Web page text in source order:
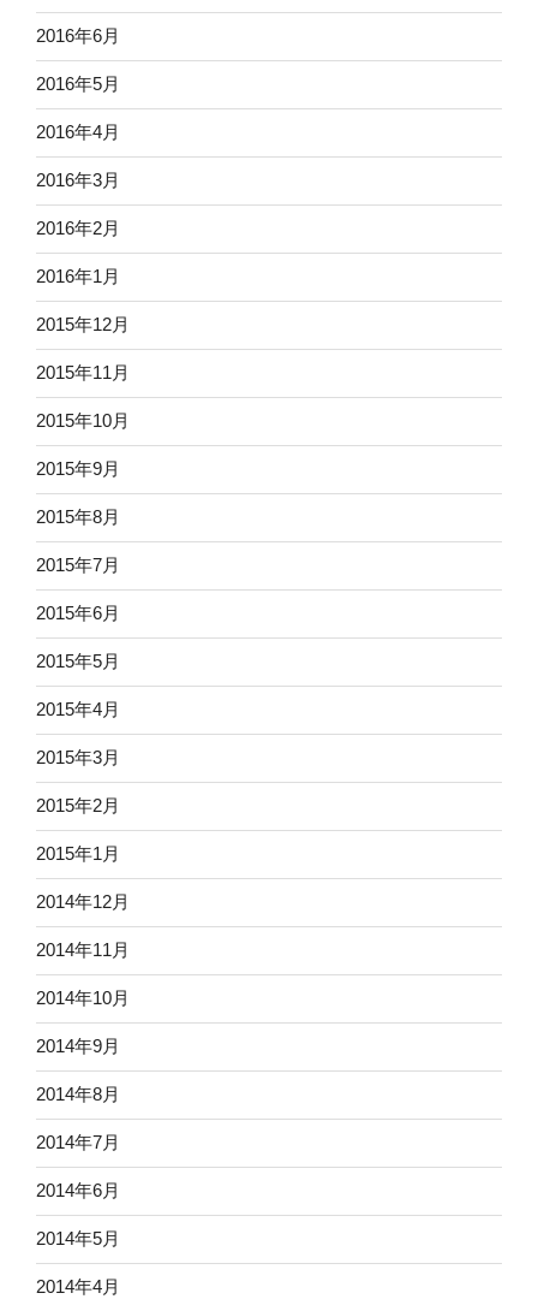
2016年6月
2016年5月
2016年4月
2016年3月
2016年2月
2016年1月
2015年12月
2015年11月
2015年10月
2015年9月
2015年8月
2015年7月
2015年6月
2015年5月
2015年4月
2015年3月
2015年2月
2015年1月
2014年12月
2014年11月
2014年10月
2014年9月
2014年8月
2014年7月
2014年6月
2014年5月
2014年4月